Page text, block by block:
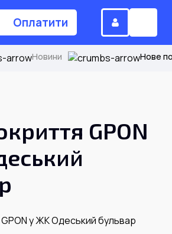
Оплатити
дзвінок
Новини Нове
GPON